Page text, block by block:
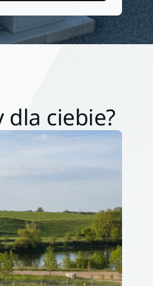
dla ciebie?